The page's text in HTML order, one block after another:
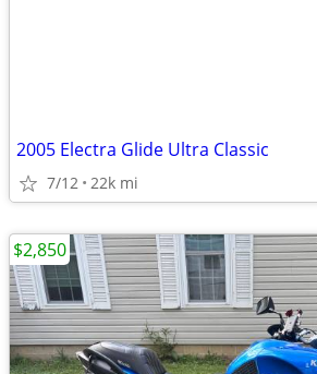
2005 Electra Glide Ultra Classic
7/12 22k mi
$2,850